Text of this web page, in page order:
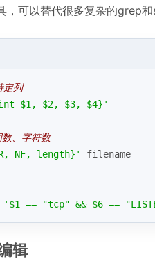
，可以替代很多复杂的grep
定列
$1, $2, $3, $4}'
、字符数
NF, length}'
filename
'$1 == "tcp" && $6 ==
辑